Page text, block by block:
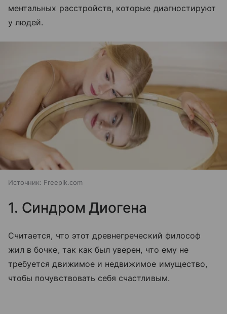
ментальных расстройств, которые диагностируют
у людей.
Источник: Freepik.com
1. Синдром Диогена
Считается, что этот древнегреческий философ
жил в бочке, так как был уверен, что ему не
требуется движимое и недвижимое имущество,
чтобы почувствовать себя счастливым.